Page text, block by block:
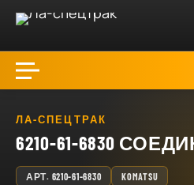
ЛА-СПЕЦТРАК
6210-61-6830
АРТ. 6210-61-6830 KOMATSU